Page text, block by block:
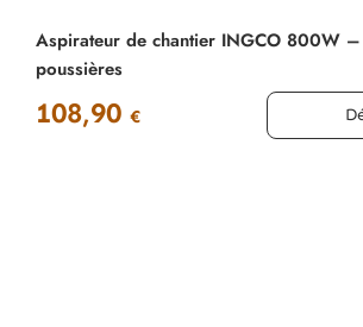
Aspirateur de chantier INGCO 800W
poussières
108,90 €